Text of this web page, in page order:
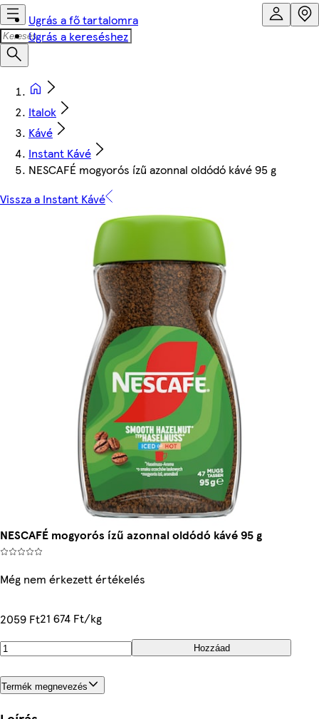
Ugrás a fő tartalomra
Ugrás a kereséshez
Italok
Kávé
Instant Kávé
NESCAFÉ mogyorós ízű azonnal oldódó kávé 95 g
Vissza a Instant Kávé
NESCAFÉ mogyorós ízű azonnal oldódó kávé 95 g
Még nem érkezett értékelés
2059 Ft21 674 Ft/kg
Hozzáad
Termék megnevezés